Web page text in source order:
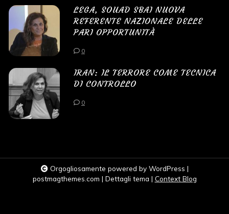
LEGA, SOUAD SBAI NUOVA
REFERENTE NAZIONALE DELLE
PARI OPPORTUNITÀ
0
IRAN: IL TERRORE COME TECNICA
DI CONTROLLO
0
Orgogliosamente powered by WordPress |
postmagthemes.com | Dettagli tema | Context Blog